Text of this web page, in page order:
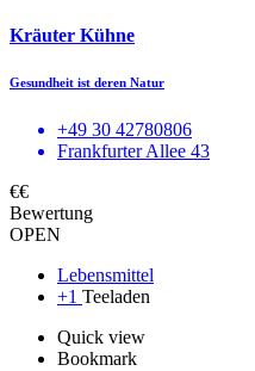
Kräuter Kühne
Gesundheit ist deren Natur
+49 30 42780806
Frankfurter Allee 43
€€
Bewertung
OPEN
Lebensmittel
+1 Teeladen
Quick view
Bookmark